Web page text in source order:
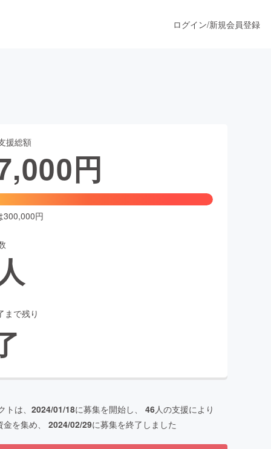
ファッション
ログイン/新規会員登録
援総額
円
300,000円
まで残り
は、 2024/01/18に募集を開始し、 46人の支援により
を集め、 2024/02/29に募集を終了しました